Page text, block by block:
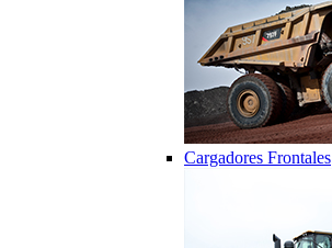
Cargadores Frontales